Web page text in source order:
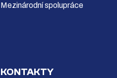
Mezinárodní spolupráce
KONTAKTY